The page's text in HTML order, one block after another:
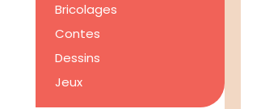
Bricolages
Contes
Dessins
Jeux